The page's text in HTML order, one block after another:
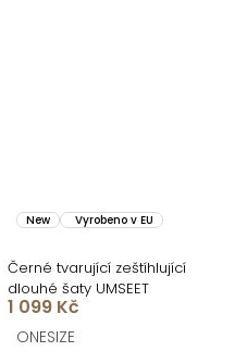
New Vyrobeno v EU
Černé tvarující zeštíhlující
dlouhé šaty UMSEET
1 099 Kč
ONESIZE